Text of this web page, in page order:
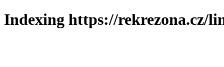
Indexing https://rekrezona.cz/